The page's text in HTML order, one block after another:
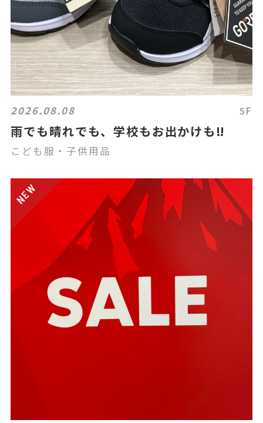
2026.08.08 5F
雨でも晴れでも、学校もお出かけも‼️
こども服・子供用品